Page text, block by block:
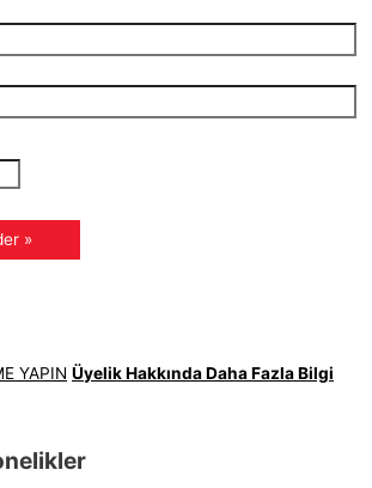
YAPIN Üyelik Hakkında Daha Fazla Bilgi